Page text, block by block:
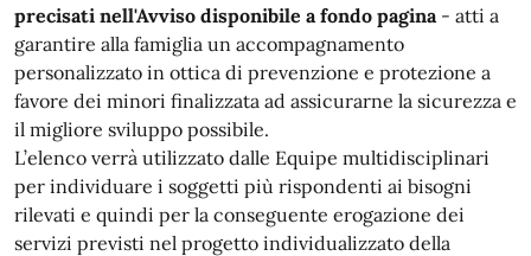
precisati nell'Avviso disponibile a fondo pagina - atti a
garantire alla famiglia un accompagnamento
personalizzato in ottica di prevenzione e protezione a
favore dei minori finalizzata ad assicurarne la sicurezza e
il migliore sviluppo possibile.
L’elenco verrà utilizzato dalle Equipe multidisciplinari
per individuare i soggetti più rispondenti ai bisogni
rilevati e quindi per la conseguente erogazione dei
servizi previsti nel progetto individualizzato della